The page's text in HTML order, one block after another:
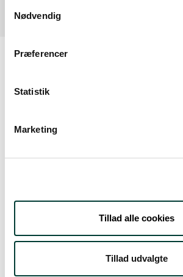
Nødvendig
Præferencer
Statistik
Marketing
Tillad alle cookies
Tillad udvalgte
Vejrudsigt
Fre. 7.Aug
17°13°